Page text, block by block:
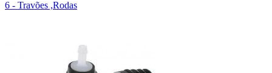
6 - Travões ,Rodas